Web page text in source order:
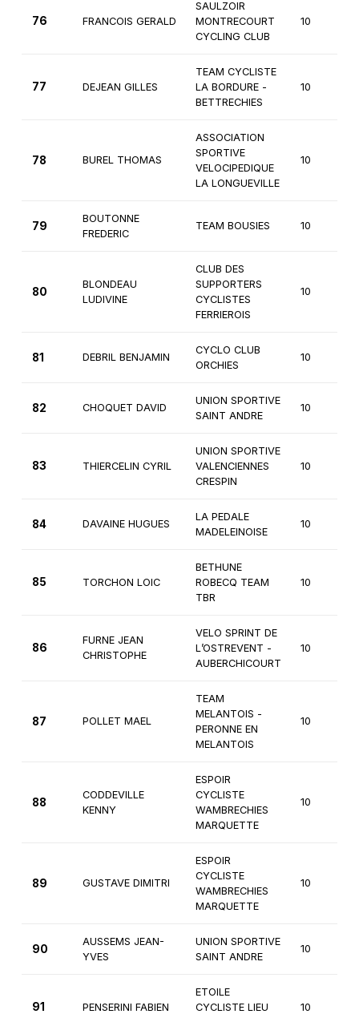
76 FRANCOIS GERALD
SAULZOIR
MONTRECOURT
CYCLING CLUB
10
77 DEJEAN GILLES
TEAM CYCLISTE
LA BORDURE -
BETTRECHIES
10
78 BUREL THOMAS
ASSOCIATION
SPORTIVE
VELOCIPEDIQUE
LA LONGUEVILLE
10
79
BOUTONNE
FREDERIC
TEAM BOUSIES 10
80
BLONDEAU
LUDIVINE
CLUB DES
SUPPORTERS
CYCLISTES
FERRIEROIS
10
81 DEBRIL BENJAMIN
CYCLO CLUB
ORCHIES
10
82 CHOQUET DAVID
UNION SPORTIVE
SAINT ANDRE
10
83 THIERCELIN CYRIL
UNION SPORTIVE
VALENCIENNES
CRESPIN
10
84 DAVAINE HUGUES
LA PEDALE
MADELEINOISE
10
85 TORCHON LOIC
BETHUNE
ROBECQ TEAM
TBR
10
86
FURNE JEAN
CHRISTOPHE
VELO SPRINT DE
L’OSTREVENT -
AUBERCHICOURT
10
87 POLLET MAEL
TEAM
MELANTOIS -
PERONNE EN
MELANTOIS
10
88
CODDEVILLE
KENNY
ESPOIR
CYCLISTE
WAMBRECHIES
MARQUETTE
10
89 GUSTAVE DIMITRI
ESPOIR
CYCLISTE
WAMBRECHIES
MARQUETTE
10
90
AUSSEMS JEAN-
YVES
UNION SPORTIVE
SAINT ANDRE
10
91 PENSERINI FABIEN
ETOILE
CYCLISTE LIEU
10